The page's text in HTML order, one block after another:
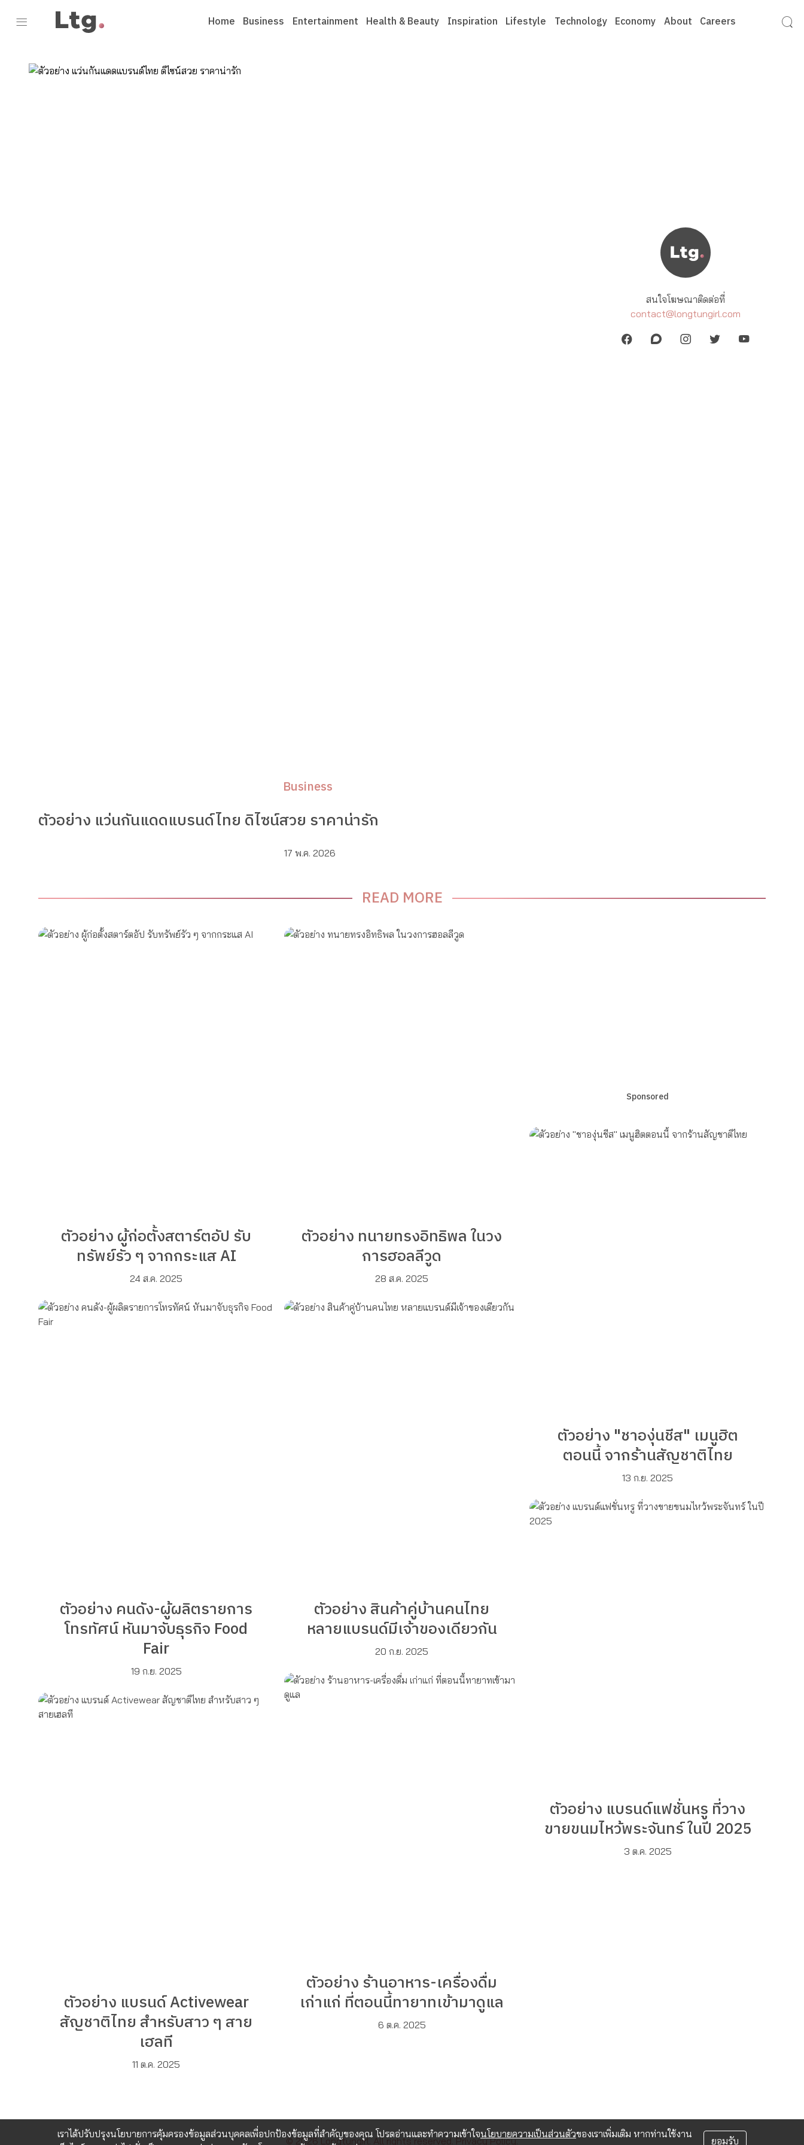
Home Business Entertainment Health & Beauty Inspiration Lifestyle Technology Economy About Careers
Business
ตัวอย่าง แว่นกันแดดแบรนด์ไทย ดิไซน์สวย ราคาน่ารัก
17 พ.ค. 2026
สนใจโฆษณาติดต่อที่
contact@longtungirl.com
READ MORE
ตัวอย่าง ผู้ก่อตั้งสตาร์ตอัป รับ
ทรัพย์รัว ๆ จากกระแส AI
24 ส.ค. 2025
ตัวอย่าง ทนายทรงอิทธิพล ในวง
การฮอลลีวูด
28 ส.ค. 2025
Sponsored
ตัวอย่าง "ชาองุ่นชีส" เมนูฮิต
ตอนนี้ จากร้านสัญชาติไทย
13 ก.ย. 2025
ตัวอย่าง คนดัง-ผู้ผลิตรายการ
โทรทัศน์ หันมาจับธุรกิจ Food
Fair
19 ก.ย. 2025
ตัวอย่าง สินค้าคู่บ้านคนไทย
หลายแบรนด์มีเจ้าของเดียวกัน
20 ก.ย. 2025
ตัวอย่าง แบรนด์แฟชั่นหรู ที่วาง
ขายขนมไหว้พระจันทร์ ในปี 2025
3 ต.ค. 2025
ตัวอย่าง ร้านอาหาร-เครื่องดื่ม
เก่าแก่ ที่ตอนนี้ทายาทเข้ามาดูแล
6 ต.ค. 2025
ตัวอย่าง แบรนด์ Activewear
สัญชาติไทย สำหรับสาว ๆ สาย
เฮลที
11 ต.ค. 2025
© 2026 Longtungirl. All rights reserved.Privacy Policy.
เราได้ปรับปรุงนโยบายการคุ้มครองข้อมูลส่วนบุคคลเพื่อปกป้องข้อมูลที่สำคัญของคุณ โปรดอ่านและทำความเข้าใจนโยบายความเป็นส่วนตัวของเราเพิ่มเติม หากท่านใช้งาน
ยอมรับ